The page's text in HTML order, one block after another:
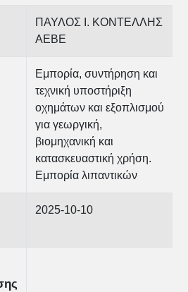
ΠΑΥΛΟΣ Ι. ΚΟΝΤΕΛΛΗΣ
ΑΕΒΕ
Εμπορία, συντήρηση και
τεχνική υποστήριξη
οχημάτων και εξοπλισμού
για γεωργική,
βιομηχανική και
κατασκευαστική χρήση.
Εμπορία λιπαντικών
2025-10-10